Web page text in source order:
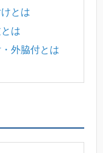
とは
は
・外脇付とは